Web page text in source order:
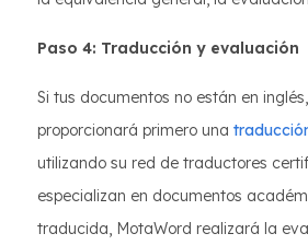
Paso 4: Traducción y evaluación
Si tus documentos no están en
proporcionará primero una
utilizando su red de traductores
especializan en documentos
traducida, MotaWord realizará la